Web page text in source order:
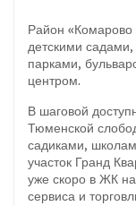
Район «Комарово
детскими
парками,
центром.
В шаговой
Тюменской
садиками,
участок Гранд
уже скоро в ЖК
сервиса и